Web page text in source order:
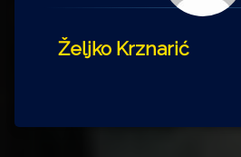
Željko Krznarić